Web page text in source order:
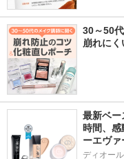
30～50
崩れに
最新ベー
時間、
ーエヴ
ディオール